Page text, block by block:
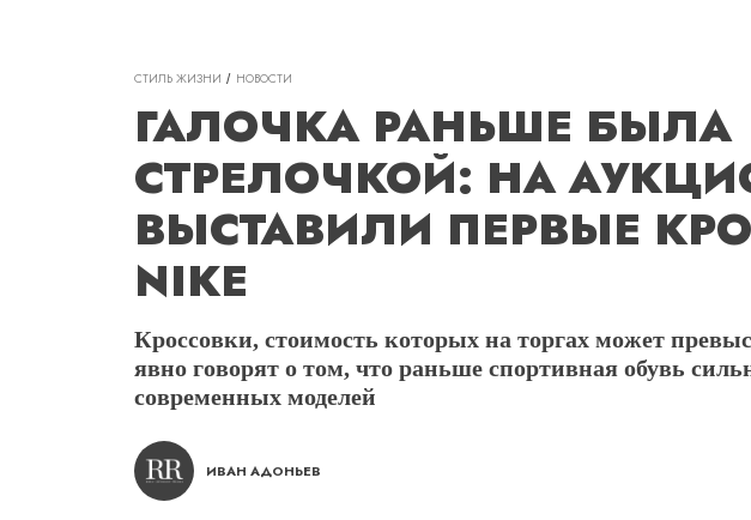
СТИЛЬ ЖИЗНИ НОВОСТИ
ГАЛОЧКА РАНЬШЕ БЫЛА
СТРЕЛОЧКОЙ: НА
ВЫСТАВИЛИ ПЕРВЫЕ
NIKE
Кроссовки, стоимость которых на торгах может
явно говорят о том, что раньше спортивная обувь
современных моделей
ИВАН АДОНЬЕВ